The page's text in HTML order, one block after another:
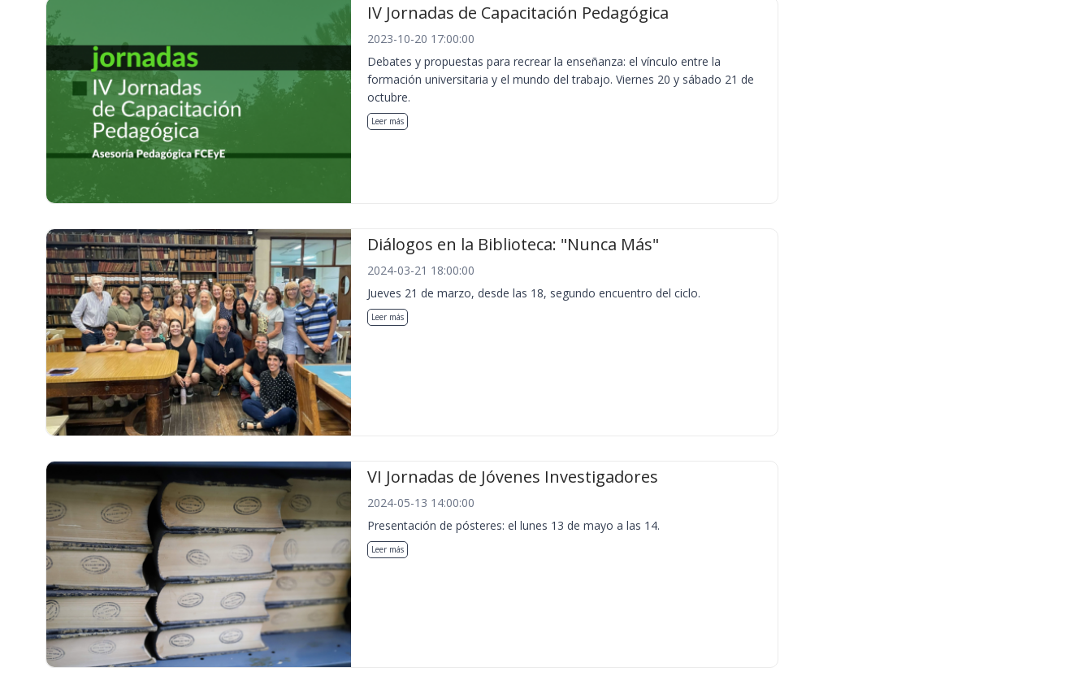
IV Jornadas de Capacitación Pedagógica
2023-10-20 17:00:00
Debates y propuestas para recrear la enseñanza: el vínculo entre la
formación universitaria y el mundo del trabajo. Viernes 20 y sábado 21 de
octubre.
Leer más
Diálogos en la Biblioteca: "Nunca Más"
2024-03-21 18:00:00
Jueves 21 de marzo, desde las 18, segundo encuentro del ciclo.
Leer más
VI Jornadas de Jóvenes Investigadores
2024-05-13 14:00:00
Presentación de pósteres: el lunes 13 de mayo a las 14.
Leer más